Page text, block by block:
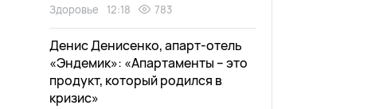
Здоровье 12:18 783
Денис Денисенко, апарт-отель
«Эндемик»: «Апартаменты – это
продукт, который родился в
кризис»